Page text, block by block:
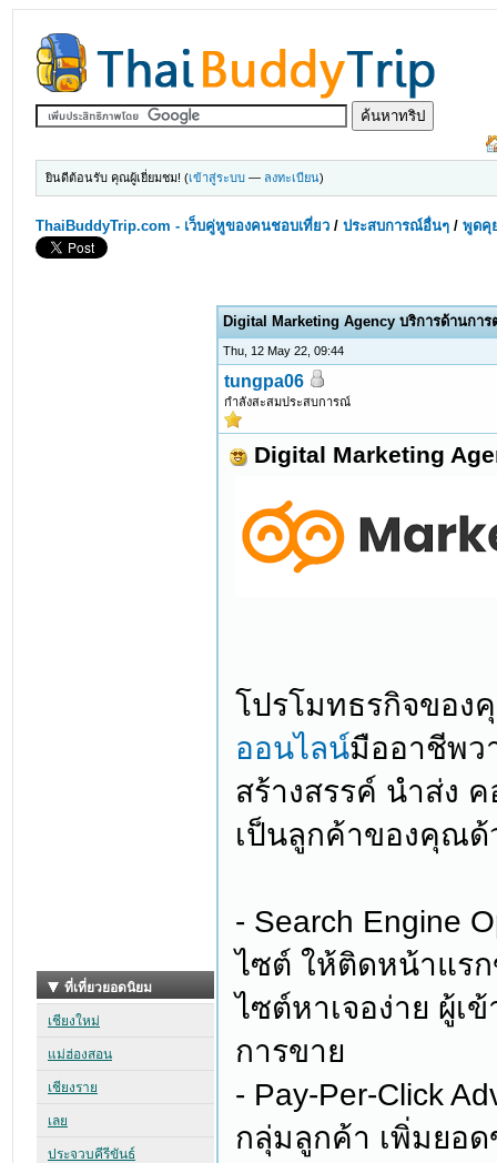
ยินดีต้อนรับ คุณผู้เยี่ยมชม! (เข้าสู่ระบบ — ลงทะเบียน)
ThaiBuddyTrip.com - เว็บคู่หูของคนชอบเที่ยว /ประสบการณ์อื่นๆ /พูดคุ
Digital Marketing Agency บริการด้านกา
Thu, 12 May 22, 09:44
tungpa06
กำลังสะสมประสบการณ์
Digital Marketing
โปรโมทธรกิจขอ
ออนไลน์มืออาชีพว
สร้างสรรค์ นำส่ง
เป็นลูกค้าของคุณด้
- Search Engine
ไซต์ ให้ติดหน้าแรก
ไซต์หาเจอง่าย ผู้เ
การขาย
- Pay-Per-Click
กลุ่มลูกค้า เพิ่มยอ